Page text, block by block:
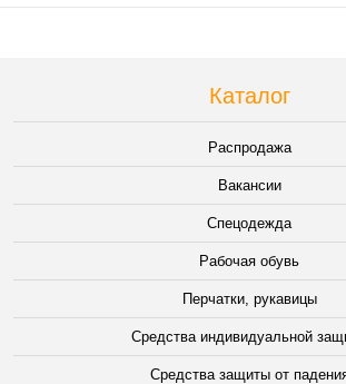
Каталог
Распродажа
Вакансии
Спецодежда
Рабочая обувь
Перчатки, рукавицы
Средства индивидуальной
Средства защиты от